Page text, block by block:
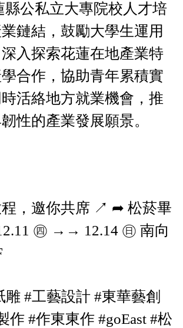
縣公私立大專院校人才培
鏈結，鼓勵大學生運用
入探索花蓮在地產業特
合作，協助青年累積實
活絡地方就業機會，推
性的產業發展願景。
程，邀你共席 ↗︎ ➦ 松菸畢
㊃ →→ 12.14 ㊐ 南向
雕 #工藝設計 #東華藝創
作 #作東東作 #goEast #松